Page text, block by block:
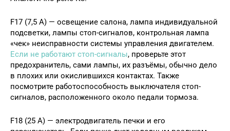
F17 (7,5 А) — освещение салона, лампа индивидуальной
подсветки, лампы стоп-сигналов, контрольная лампа
«чек» неисправности системы управления двигателем.
Если не работают стоп-сигналы, проверьте этот
предохранитель, сами лампы, их разъёмы, обычно дело
в плохих или окислившихся контактах. Также
посмотрите работоспособность выключателя стоп-
сигналов, расположенного около педали тормоза.
F18 (25 А) — электродвигатель печки и его